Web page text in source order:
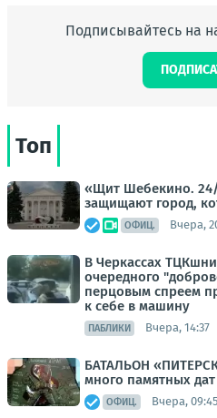
Подписывайтесь на
Топ
«Щит Шебекино.
защищают город,
ОФИЦ. Вчера,
В Черкассах
очередного
перцовым спреем
к себе в машину
ПАБЛИКИ Вчера, 14:37
БАТАЛЬОН
много памятных
ОФИЦ. Вчера, 09:45